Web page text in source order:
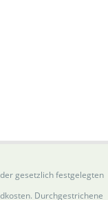
gesetzlich festgelegten
Durchgestrichene